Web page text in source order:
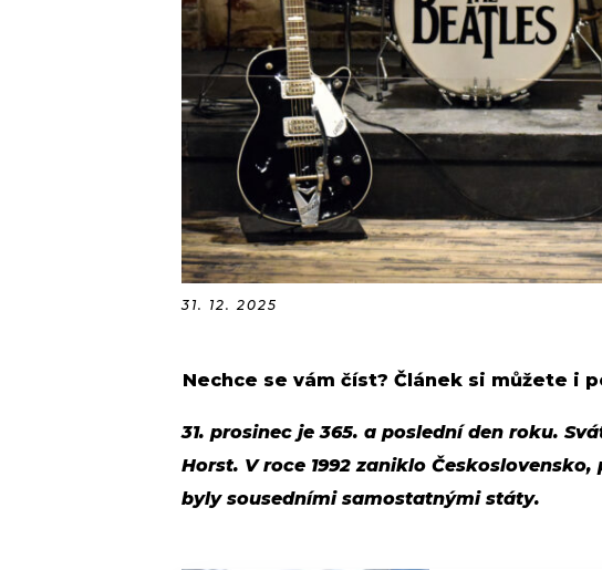
31. 12. 2025
Nechce se vám číst? Článek si můžete i
31. prosinec je 365. a poslední den roku.
Horst. V roce 1992 zaniklo
byly sousedními samostatnými státy.